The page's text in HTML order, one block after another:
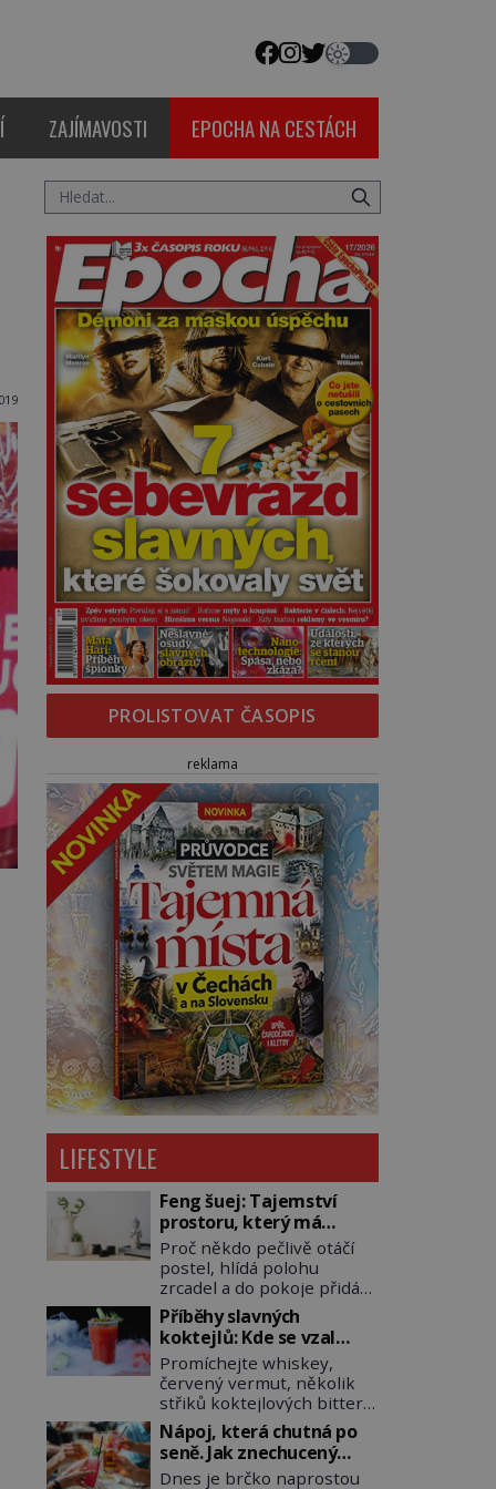
ZAJÍMAVOSTI EPOCHA NA CESTÁCH
PROLISTOVAT ČASOPIS
reklama
LIFESTYLE
Feng šuej: Tajemství
prostoru, který má
přinášet štěstí
Proč někdo pečlivě otáčí
postel, hlídá polohu
zrcadel a do pokoje přidává
rostliny, vodu nebo dřevo?
Feng šuej tvrdí, že domov
není jen soubor zdí a
nábytku. Je to prostor,
kterým proudí energie
čchi a jeho uspořádání
může ovlivňovat, jak se v
něm člověk cítí. Feng šuej
má kořeny ve staré Číně a
Příběhy slavných
koktejlů: Kde se vzal
Manhattan a Bloody
Mary?
Promíchejte whiskey,
červený vermut, několik
střiků koktejlových bitters
a led, sceďte, ozdobte
koktejlovou třešinkou a
tadá… Manhattan je tu! A
pokud to má být skutečně
Nápoj, která chutná po
seně. Jak znechucený
Američan vymyslel brčko
Dnes je brčko naprostou